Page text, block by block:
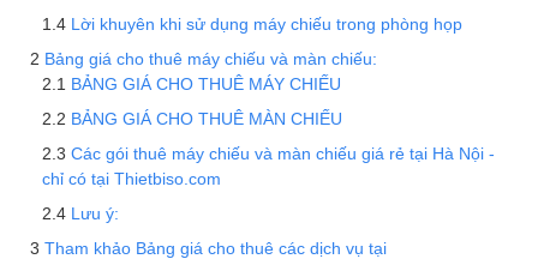
Lời khuyên khi sử dụng máy chiếu trong phòng họp
Bảng giá cho thuê máy chiếu và màn chiếu:
BẢNG GIÁ CHO THUÊ MÁY CHIẾU
BẢNG GIÁ CHO THUÊ MÀN CHIẾU
Các gói thuê máy chiếu và màn chiếu giá rẻ tại Hà Nội -
chỉ có tại Thietbiso.com
Lưu ý:
Tham khảo Bảng giá cho thuê các dịch vụ tại